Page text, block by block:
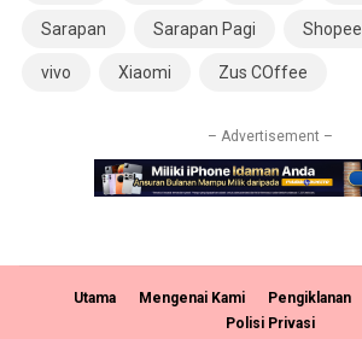
Sarapan Sarapan Pagi Shopee
vivo Xiaomi Zus COffee
– Advertisement –
Utama Mengenai Kami Pengiklanan
Polisi Privasi